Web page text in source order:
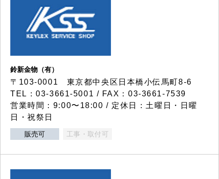
鈴新金物（有）
〒103-0001 東京都中央区日本橋小伝馬町8-6
TEL：03-3661-5001 / FAX：03-3661-7539
営業時間：9:00〜18:00 / 定休日：土曜日・日曜
日・祝祭日
販売可 工事・取付可